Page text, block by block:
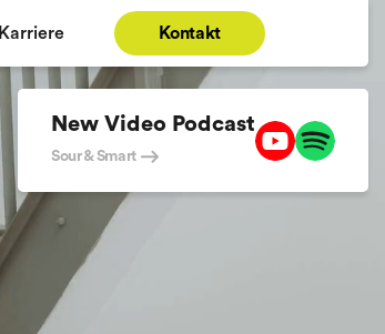
Karriere Kontakt
New Video Podcast
Sour & Smart